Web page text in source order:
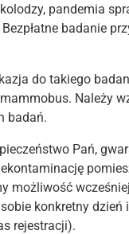
pandemia
badanie
do takiego
Należy
badań.
Pań,
możliwość
konkretny
rejestracji).